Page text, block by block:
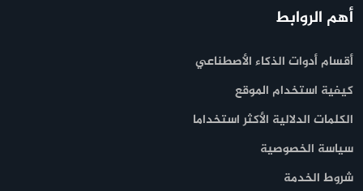
أهم الروابط
أقسام أدوات الذكاء الأصطناعي
كيفية استخدام الموقع
الكلمات الدلالية الأكثر استخداما
سياسة الخصوصية
شروط الخدمة